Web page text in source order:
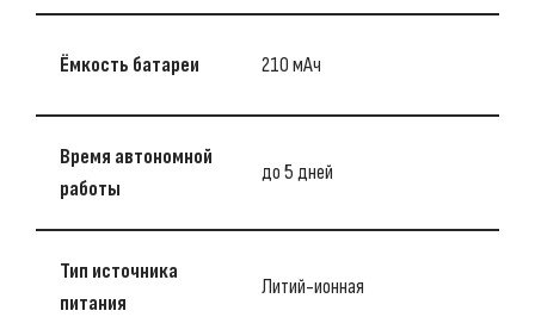
Ёмкость батареи 210 мАч
Время автономной
работы
до 5 дней
Тип источника
питания
Литий-ионная